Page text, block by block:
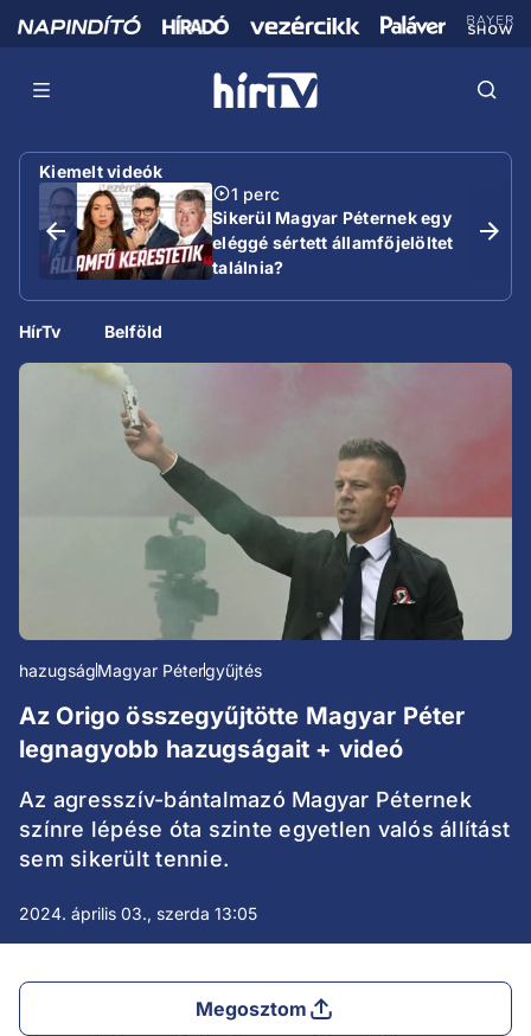
Kiemelt videók
1 perc
Sikerül Magyar Péternek egy
eléggé sértett államfőjelöltet
találnia?
HírTv Belföld
hazugságMagyar Pétergyűjtés
Az Origo összegyűjtötte Magyar Péter
legnagyobb hazugságait + videó
Az agresszív-bántalmazó Magyar Péternek
színre lépése óta szinte egyetlen valós állítást
sem sikerült tennie.
2024. április 03., szerda 13:05
Megosztom